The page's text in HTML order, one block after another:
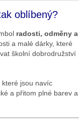
oblíbený?
radosti, odměny a
a malé dárky, které
školní dobrodružství
které jsou navíc
a přitom plné barev a